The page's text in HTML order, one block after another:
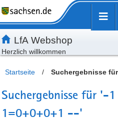
Inhalt
Kundenmenü
Artikelsuche
Servicemenü
LfA Webshop
Herzlich willkommen
Startseite /
Suchergebnisse für:
Suchergebnisse für '-
1=0+0+0+1 --'